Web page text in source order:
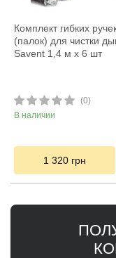
Комплект гибких
(палок) для чистки
Savent 1,4 м x 6 шт
(0)
В наличии
1 320 грн